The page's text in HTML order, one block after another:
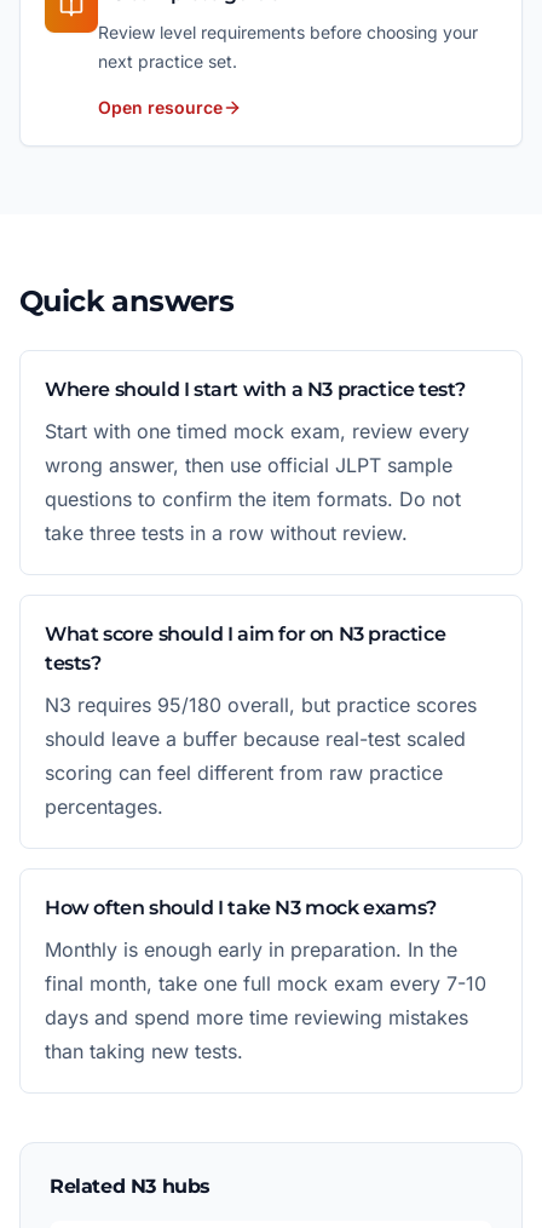
Review level requirements before choosing your
next practice set.
Open resource
Quick answers
Where should I start with a N3 practice test?
Start with one timed mock exam, review every
wrong answer, then use official JLPT sample
questions to confirm the item formats. Do not
take three tests in a row without review.
What score should I aim for on N3 practice
tests?
N3 requires 95/180 overall, but practice scores
should leave a buffer because real-test scaled
scoring can feel different from raw practice
percentages.
How often should I take N3 mock exams?
Monthly is enough early in preparation. In the
final month, take one full mock exam every 7-10
days and spend more time reviewing mistakes
than taking new tests.
Related N3 hubs